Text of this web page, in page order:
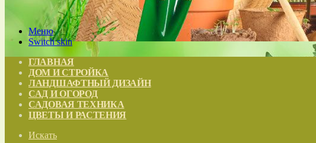
Меню
Switch skin
ГЛАВНАЯ
ДОМ И СТРОЙКА
ЛАНДШАФТНЫЙ ДИЗАЙН
САД И ОГОРОД
САДОВАЯ ТЕХНИКА
ЦВЕТЫ И РАСТЕНИЯ
Искать